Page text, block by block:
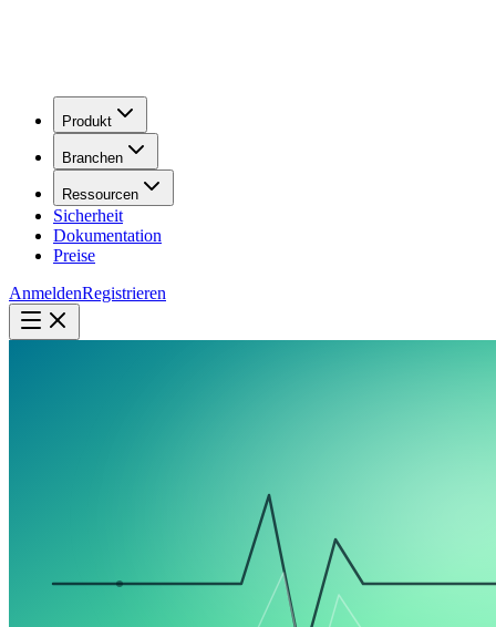
Produkt
Branchen
Ressourcen
Sicherheit
Dokumentation
Preise
AnmeldenRegistrieren